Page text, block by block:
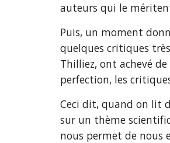
auteurs qui le
Puis, un moment
quelques critiques
Thilliez, ont achevé
perfection, les
Ceci dit, quand on lit
sur un thème
nous permet de nous